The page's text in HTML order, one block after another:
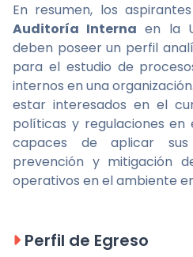
En resumen, los
Auditoría Interna en la
deben poseer un perfil
para el estudio de
internos en una
estar interesados en el
políticas y regulaciones
capaces de aplicar
prevención y mitigación
operativos en el ambiente
Perfil de Egreso